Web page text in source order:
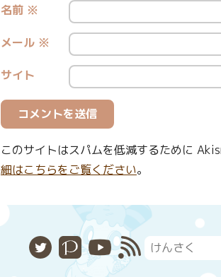
名前 ※
メール ※
サイト
このサイトはスパムを低減するために
細はこちらをご覧ください。
X PixivYouTube
RSS